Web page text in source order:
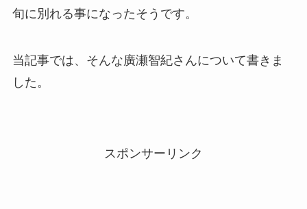
旬に別れる事になったそうです。
当記事では、そんな廣瀬智紀さんについて書きま
した。
スポンサーリンク